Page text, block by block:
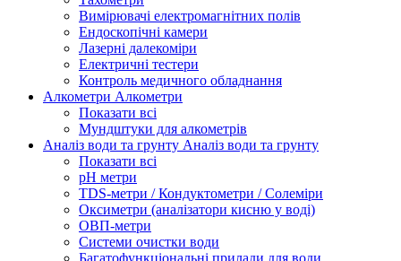
Вимірювачі електромагнітних полів
Ендоскопічні камери
Лазерні далекоміри
Електричні тестери
Контроль медичного обладнання
Алкометри Алкометри
Показати всі
Мундштуки для алкометрів
Аналіз води та грунту Аналіз води та грунту
Показати всі
рН метри
TDS-метри / Кондуктометри / Солеміри
Оксиметри (аналізатори кисню у воді)
ОВП-метри
Системи очистки води
Багатофункціональні прилади для води